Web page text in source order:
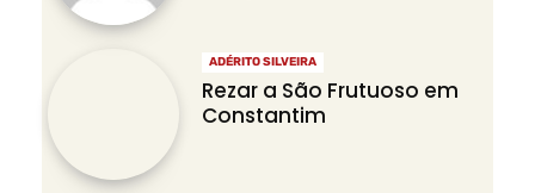
ADÉRITO SILVEIRA
Rezar a São Frutuoso em
Constantim